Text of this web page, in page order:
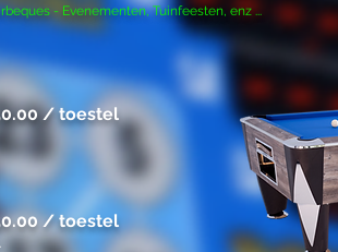
- Evenementen, Tuinfeesten, enz ...
/ toestel
/ toestel